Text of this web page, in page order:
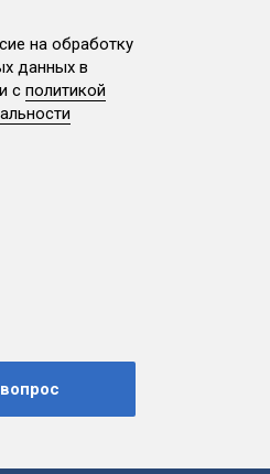
на обработку
данных в
с политикой